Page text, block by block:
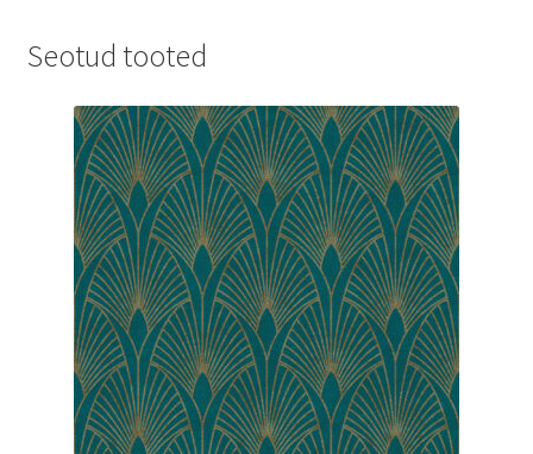
Seotud tooted